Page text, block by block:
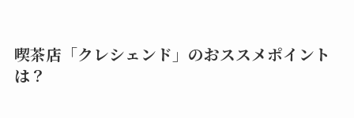
喫茶店「クレシェンド」のおススメポイント
は？